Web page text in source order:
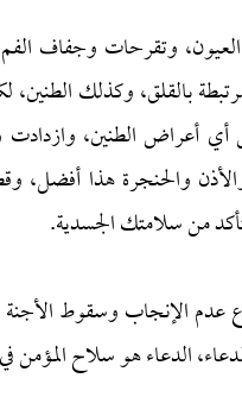
العيون، وتقرحات وجفاف
بالقلق، وكذلك
أعراض الطنين،
والحنجرة هذا أفضل،
من سلامتك الجسدية.
عدم الإنجاب وسقوط
الدعاء هو سلاح